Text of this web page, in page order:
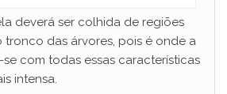
deverá ser colhida de regiões
tronco das árvores, pois é onde a
com todas essas características
intensa.